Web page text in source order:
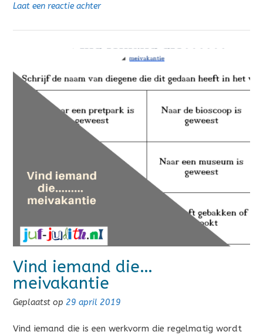
Laat een reactie achter
Vind iemand die…
meivakantie
Geplaatst op 29 april 2019
Vind iemand die is een werkvorm die regelmatig wordt